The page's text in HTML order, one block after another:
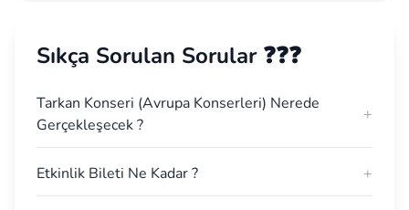
Sıkça Sorulan Sorular ❓❓❓
Tarkan Konseri (Avrupa Konserleri) Nerede
Gerçekleşecek ?
+
Etkinlik Bileti Ne Kadar ? +